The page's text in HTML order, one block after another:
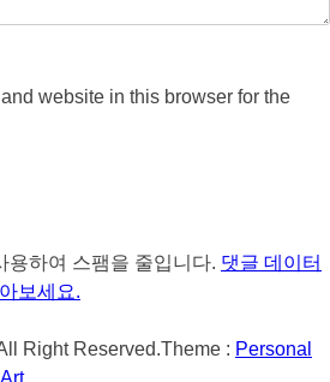
website in this browser for the
용하여 스팸을 줄입니다. 댓글 데이터
보세요.
Right Reserved.Theme : Personal